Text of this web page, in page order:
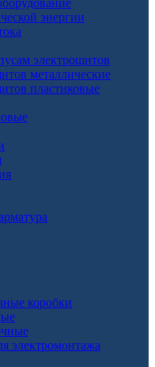
энергии
электрощитов
металлические
пластиковые
коробки
электромонтажа